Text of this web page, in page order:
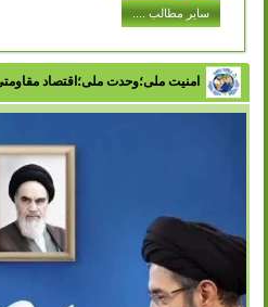
در ادارات شهر
با تلاش سازمان مدیریت پسماند
تفکیک زباله از مبدا، فرهنگ
زباله در بین اقشار مختلف...ادامه
سایر مطالب ....
امنیت ملی؛وحدت ملی؛اقتصاد